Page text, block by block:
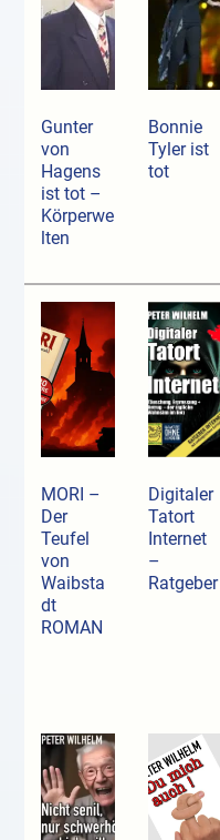
Gunter
von
Hagens
ist tot –
Körperwe
lten
Bonnie
Tyler ist
tot
MORI –
Der
Teufel
von
Waibsta
dt
ROMAN
Digitaler
Tatort
Internet
–
Ratgeber